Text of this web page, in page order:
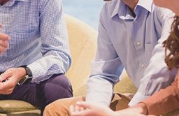
voor leden: Mijn CIO